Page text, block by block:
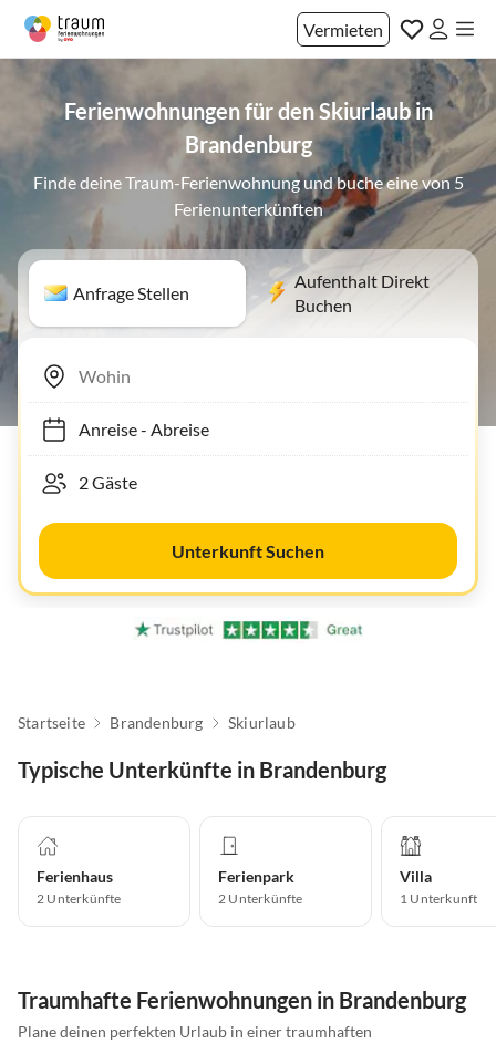
Vermieten
Ferienwohnungen für den Skiurlaub in
Brandenburg
Finde deine Traum-Ferienwohnung und buche eine von 5
Ferienunterkünften
Anfrage Stellen
Aufenthalt Direkt
Buchen
Anreise- Abreise
Unterkunft Suchen
Startseite Brandenburg Skiurlaub
Typische Unterkünfte in Brandenburg
Ferienhaus
2 Unterkünfte
Ferienpark
2 Unterkünfte
Villa
1 Unterkunft
Traumhafte Ferienwohnungen in Brandenburg
Plane deinen perfekten Urlaub in einer traumhaften